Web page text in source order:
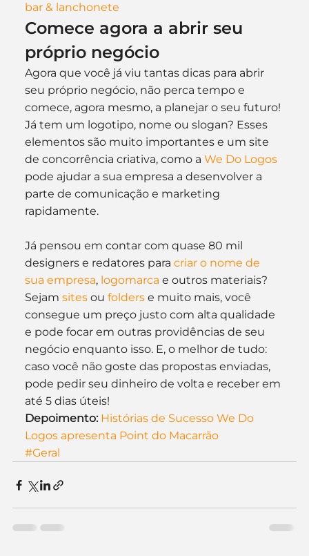
bar & lanchonete
Comece agora a abrir seu
próprio negócio
Agora que você já viu tantas dicas para abrir
seu próprio negócio, não perca tempo e
comece, agora mesmo, a planejar o seu futuro!
Já tem um logotipo, nome ou slogan? Esses
elementos são muito importantes e um site
de concorrência criativa, como a We Do Logos
pode ajudar a sua empresa a desenvolver a
parte de comunicação e marketing
rapidamente.
Já pensou em contar com quase 80 mil
designers e redatores para criar o nome de
sua empresa, logomarca e outros materiais?
Sejam sites ou folders e muito mais, você
consegue um preço justo com alta qualidade
e pode focar em outras providências de seu
negócio enquanto isso. E, o melhor de tudo:
caso você não goste das propostas enviadas,
pode pedir seu dinheiro de volta e receber em
até 5 dias úteis!
Depoimento: Histórias de Sucesso We Do
Logos apresenta Point do Macarrão
#Geral